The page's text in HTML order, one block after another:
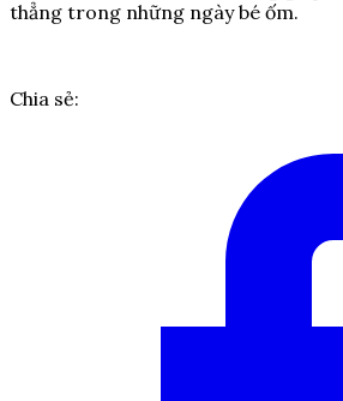
thẳng trong những ngày bé ốm.
Chia sẻ: